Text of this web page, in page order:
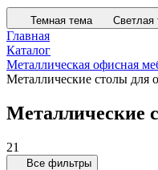
Темная тема Светлая
Главная
Каталог
Металлическая офисная
Металлические столы для
Металлические
21
Все фильтры